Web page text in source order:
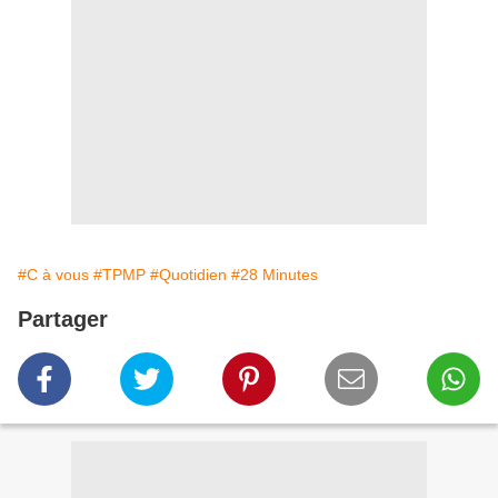
#C à vous #TPMP #Quotidien #28 Minutes
Partager